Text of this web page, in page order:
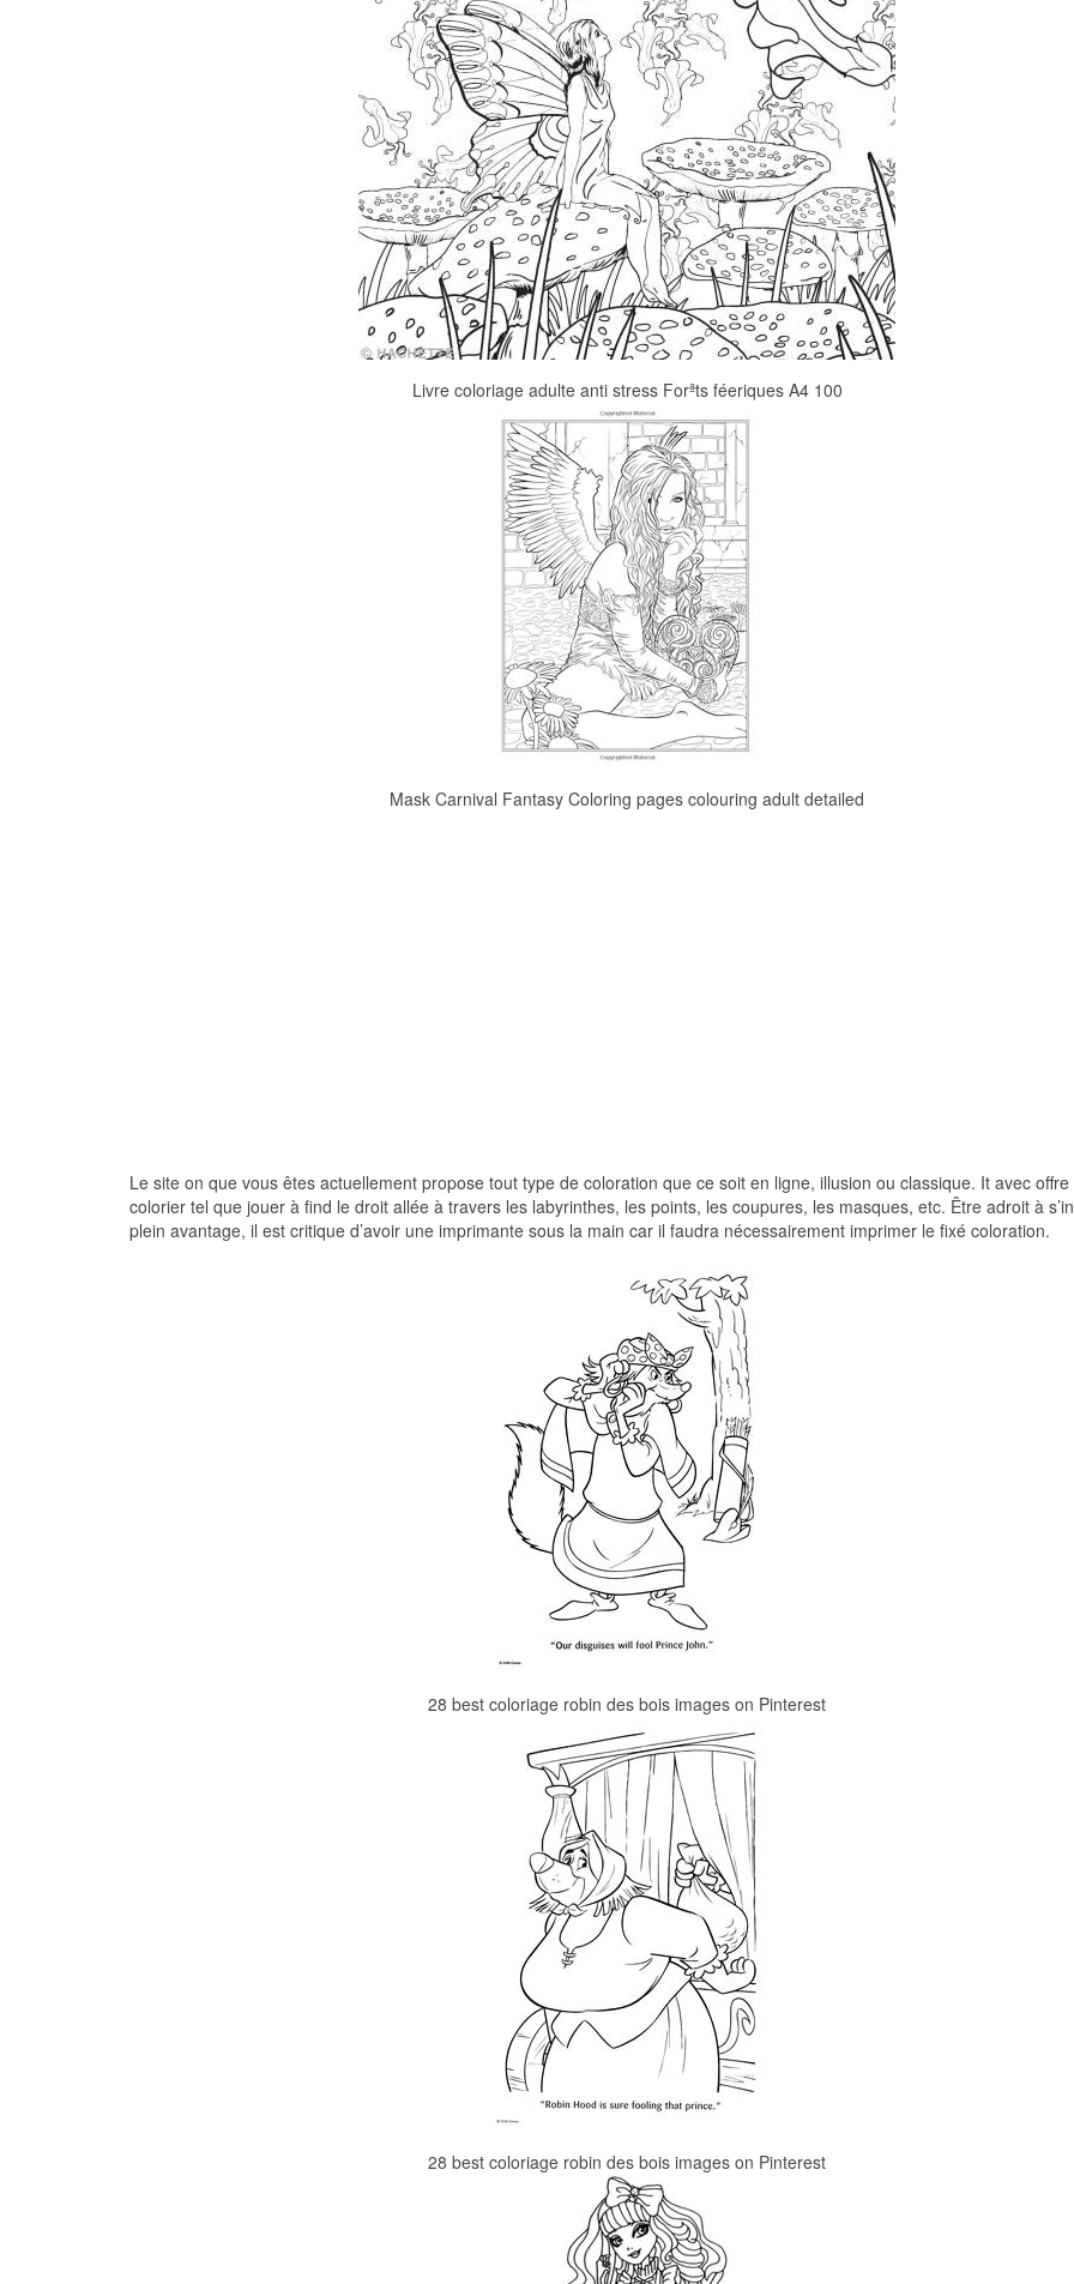
Livre coloriage adulte anti stress Forªts féeriques A4 100
Mask Carnival Fantasy Coloring pages colouring adult detailed
Le site on que vous êtes actuellement propose tout type de coloration que ce soit en ligne, illusion ou classique. It avec offre
colorier tel que jouer à find le droit allée à travers les labyrinthes, les points, les coupures, les masques, etc. Être adroit à
plein avantage, il est critique d’avoir une imprimante sous la main car il faudra nécessairement imprimer le fixé coloration.
28 best coloriage robin des bois images on Pinterest
28 best coloriage robin des bois images on Pinterest